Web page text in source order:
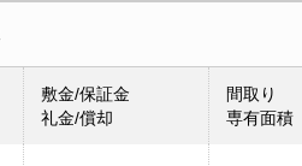
敷金/保証金
礼金/償却
間取り
専有面積